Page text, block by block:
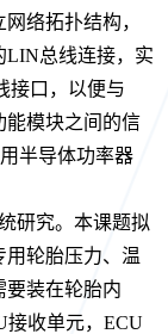
络拓扑结构，
LIN总线连接，实
接口，以便与
能模块之间的信
半导体功率器
研究。本课题拟
用轮胎压力、温
要装在轮胎内
接收单元，ECU